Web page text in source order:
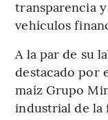
transparencia
vehículos
A la par de su
destacado por
maíz Grupo
industrial de la